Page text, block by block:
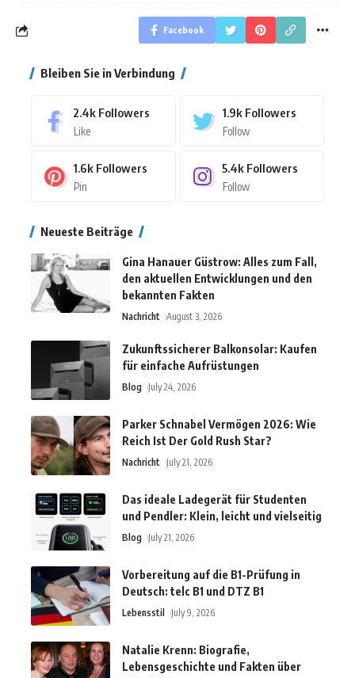
Facebook
Bleiben Sie in Verbindung
2.4k Followers
Like
1.9k Followers
Follow
1.6k Followers
Pin
5.4k Followers
Follow
Neueste Beiträge
Gina Hanauer Güstrow: Alles zum Fall,
den aktuellen Entwicklungen und den
bekannten Fakten
Nachricht August 3, 2026
Zukunftssicherer Balkonsolar: Kaufen
für einfache Aufrüstungen
Blog July 24, 2026
Parker Schnabel Vermögen 2026: Wie
Reich Ist Der Gold Rush Star?
Nachricht July 21, 2026
Das ideale Ladegerät für Studenten
und Pendler: Klein, leicht und vielseitig
Blog July 21, 2026
Vorbereitung auf die B1-Prüfung in
Deutsch: telc B1 und DTZ B1
Lebensstil July 9, 2026
Natalie Krenn: Biografie,
Lebensgeschichte und Fakten über